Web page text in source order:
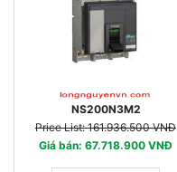
NS200N3M2
Price List: 161.936.500 VNĐ
Giá bán: 67.718.900 VNĐ